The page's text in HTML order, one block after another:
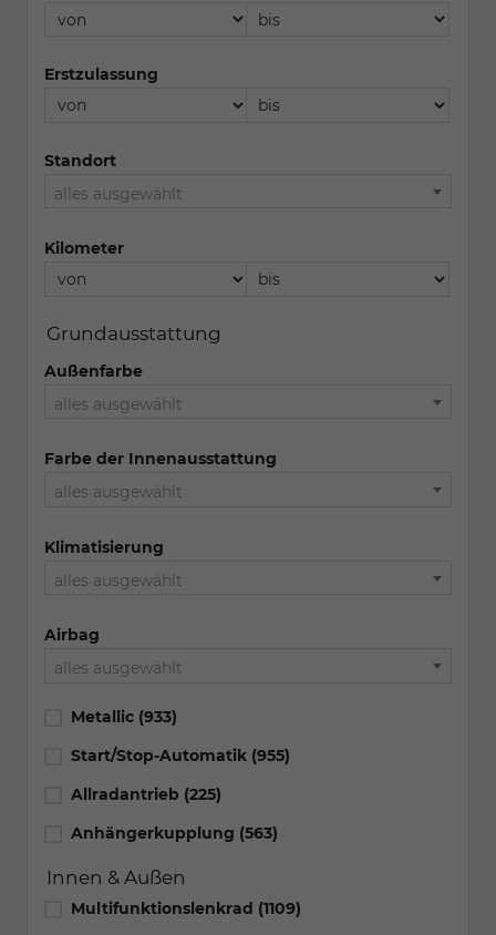
Erstzulassung
Standort
alles ausgewählt
Kilometer
Grundausstattung
Außenfarbe
alles ausgewählt
Farbe der Innenausstattung
alles ausgewählt
Klimatisierung
alles ausgewählt
Airbag
alles ausgewählt
Metallic (933)
Start/Stop-Automatik (955)
Allradantrieb (225)
Anhängerkupplung (563)
Innen & Außen
Multifunktionslenkrad (1109)